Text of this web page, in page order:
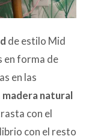
de estilo Mid
en forma de
en las
madera natural
con el
con el resto